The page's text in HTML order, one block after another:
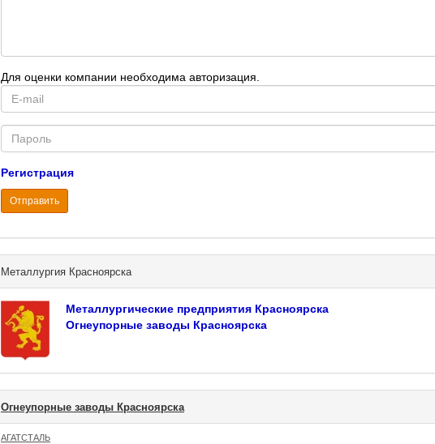
Для оценки компании необходима авторизация.
mail
Password
Регистрация
Отправить
Металлургия Красноярска
Металлургические предприятия Красноярска
Огнеупорные заводы Красноярска
Огнеупорные заводы Красноярска
АГАТСТАЛЬ